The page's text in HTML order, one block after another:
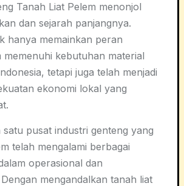
Tanah Liat Pelem menonjol
dan sejarah panjangnya.
hanya memainkan peran
memenuhi kebutuhan material
tetapi juga telah menjadi
ekonomi lokal yang
satu pusat industri genteng yang
telah mengalami berbagai
operasional dan
mengandalkan tanah liat